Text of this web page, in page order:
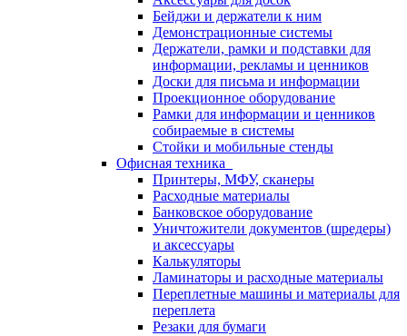
Бейджи и держатели к ним
Демонстрационные системы
Держатели, рамки и подставки для
информации, рекламы и ценников
Доски для письма и информации
Проекционное оборудование
Рамки для информации и ценников
собираемые в системы
Стойки и мобильные стенды
Офисная техника
Принтеры, МФУ, сканеры
Расходные материалы
Банковское оборудование
Уничтожители документов (шредеры)
и аксессуары
Калькуляторы
Ламинаторы и расходные материалы
Переплетные машины и материалы для
переплета
Резаки для бумаги